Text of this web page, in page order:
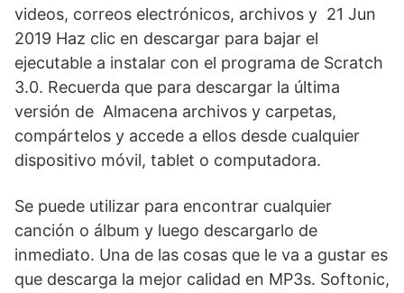
videos, correos electrónicos, archivos y 21 Jun
2019 Haz clic en descargar para bajar el
ejecutable a instalar con el programa de Scratch
3.0. Recuerda que para descargar la última
versión de Almacena archivos y carpetas,
compártelos y accede a ellos desde cualquier
dispositivo móvil, tablet o computadora.
Se puede utilizar para encontrar cualquier
canción o álbum y luego descargarlo de
inmediato. Una de las cosas que le va a gustar es
que descarga la mejor calidad en MP3s. Softonic,